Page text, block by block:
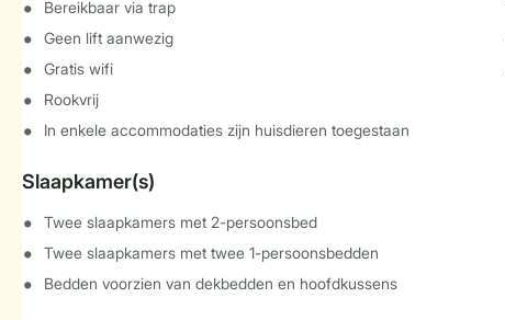
Bereikbaar via trap
Geen lift aanwezig
Gratis wifi
Rookvrij
In enkele accommodaties zijn huisdieren toegestaan
Slaapkamer(s)
Twee slaapkamers met 2-persoonsbed
Twee slaapkamers met twee 1-persoonsbedden
Bedden voorzien van dekbedden en hoofdkussens